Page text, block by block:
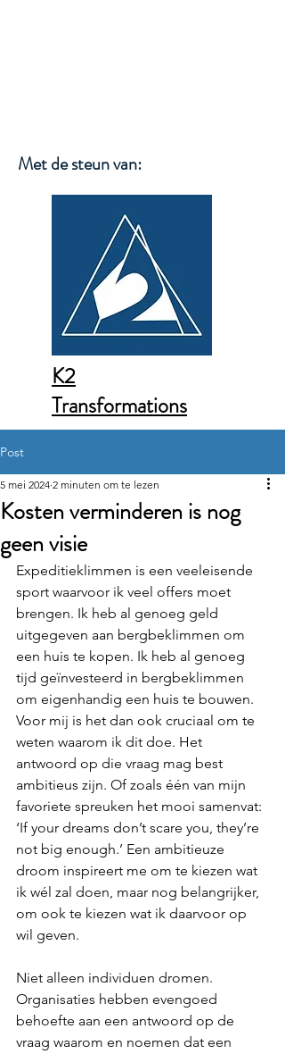
Met de steun van:
K2
Transformations
Post
Kosten verminderen is nog
geen visie
5 mei 2024 2 minuten om te lezen
Expeditieklimmen is een veeleisende
sport waarvoor ik veel offers moet
brengen. Ik heb al genoeg geld
uitgegeven aan bergbeklimmen om
een huis te kopen. Ik heb al genoeg
tijd geïnvesteerd in bergbeklimmen
om eigenhandig een huis te bouwen.
Voor mij is het dan ook cruciaal om te
weten waarom ik dit doe. Het
antwoord op die vraag mag best
ambitieus zijn. Of zoals één van mijn
favoriete spreuken het mooi samenvat:
‘If your dreams don’t scare you, they’re
not big enough.’ Een ambitieuze
droom inspireert me om te kiezen wat
ik wél zal doen, maar nog belangrijker,
om ook te kiezen wat ik daarvoor op
wil geven.
Niet alleen individuen dromen.
Organisaties hebben evengoed
behoefte aan een antwoord op de
vraag waarom en noemen dat een